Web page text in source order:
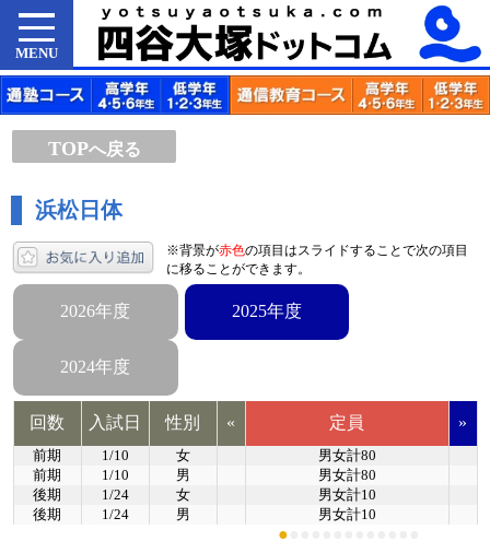
MENU
TOPへ戻る
浜松日体
※背景が赤色の項目はスライドすることで次の項目
に移ることができます。
2026年度 2025年度
2024年度
回数 入試日 性別 « 定員 »
前期 1/10 女
男女計80
前期
1/10 男
男女計80
後期
1/24 女
男女計10
後期
1/24 男 男女計10
●